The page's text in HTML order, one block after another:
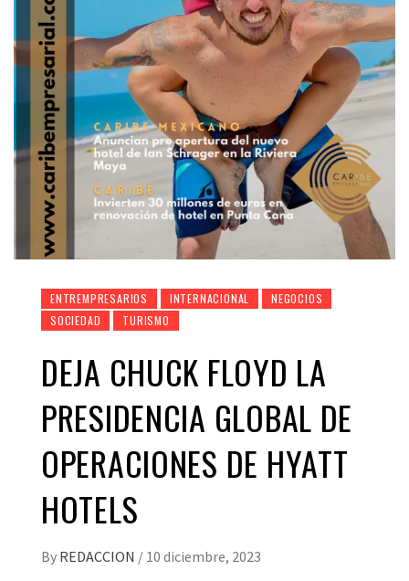
ENTREMPRESARIOS INTERNACIONAL
NEGOCIOS
SOCIEDAD
TURISMO
DEJA CHUCK FLOYD LA
PRESIDENCIA GLOBAL DE
OPERACIONES DE HYATT
HOTELS
By REDACCION / 10 diciembre, 2023